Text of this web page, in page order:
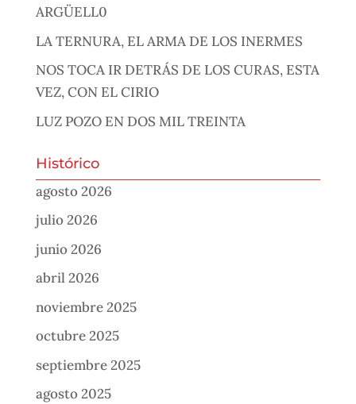
ARGÜELL0
LA TERNURA, EL ARMA DE LOS INERMES
NOS TOCA IR DETRÁS DE LOS CURAS, ESTA
VEZ, CON EL CIRIO
LUZ POZO EN DOS MIL TREINTA
Histórico
agosto 2026
julio 2026
junio 2026
abril 2026
noviembre 2025
octubre 2025
septiembre 2025
agosto 2025